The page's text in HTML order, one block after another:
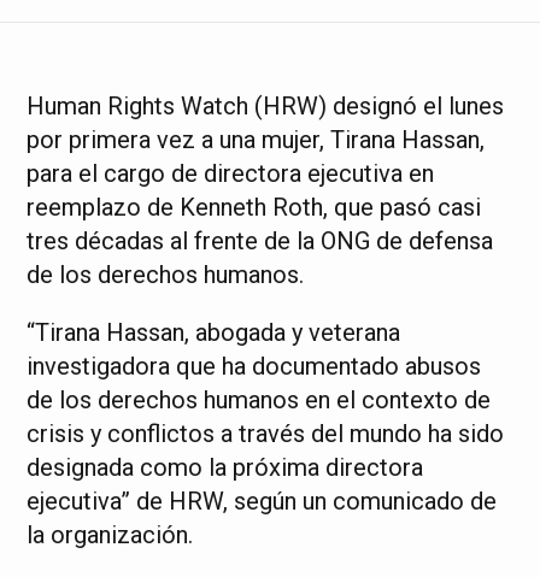
Human Rights Watch (HRW) designó el lunes
por primera vez a una mujer, Tirana Hassan,
para el cargo de directora ejecutiva en
reemplazo de Kenneth Roth, que pasó casi
tres décadas al frente de la ONG de defensa
de los derechos humanos.
“Tirana Hassan, abogada y veterana
investigadora que ha documentado abusos
de los derechos humanos en el contexto de
crisis y conflictos a través del mundo ha sido
designada como la próxima directora
ejecutiva” de HRW, según un comunicado de
la organización.